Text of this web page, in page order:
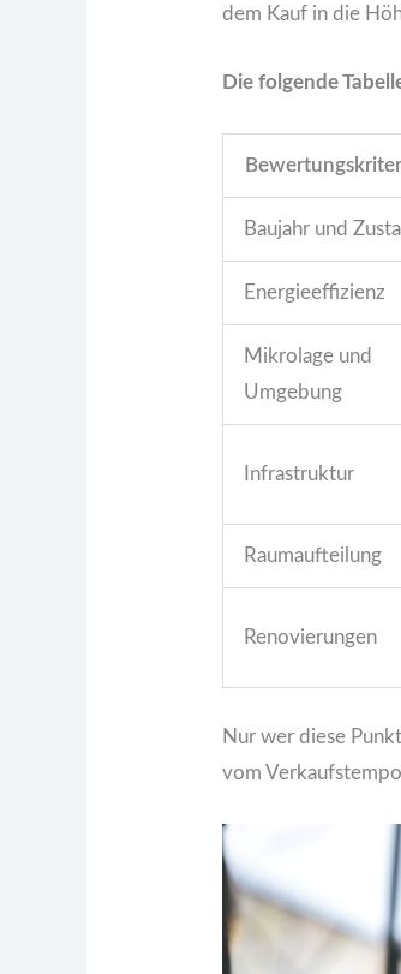
dem Kauf in die
Die folgende
Baujahr und
Energieeffizienz
Mikrolage und
Umgebung
Infrastruktur
Raumaufteilung
Renovierungen
Nur wer diese
vom